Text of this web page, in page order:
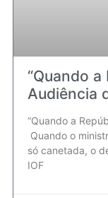
“Quando
Audiência
“Quando a
Quando o
só canetada, o
IOF